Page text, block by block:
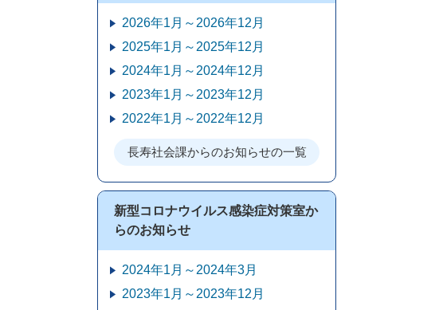
2026年1月～2026年12月
2025年1月～2025年12月
2024年1月～2024年12月
2023年1月～2023年12月
2022年1月～2022年12月
長寿社会課からのお知らせの一覧
新型コロナウイルス感染症対策室か
らのお知らせ
2024年1月～2024年3月
2023年1月～2023年12月